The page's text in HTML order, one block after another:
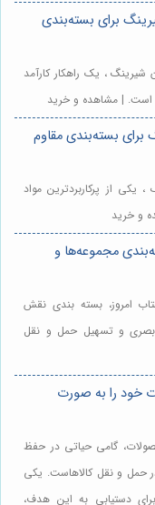
برای بسته‌بندی
شیرینگ ، یک راهکار کارآمد
است. | مشاهده و خرید
برای بسته‌بندی مقاوم
یکی از پرکاربردترین مواد
و خرید
مجموعه‌ها و
امروز، بسته بندی نقش
بصری و تسهیل حمل و نقل
خود را به صورت
گامی حیاتی در حفظ
حمل و نقل کالاهاست. یکی
دستیابی به این هدف،